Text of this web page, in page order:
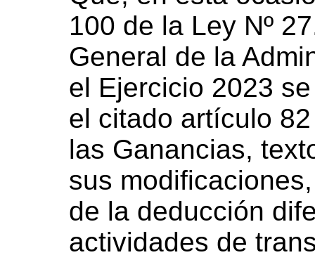
100 de la Ley Nº
General de la
el Ejercicio 2023
el citado artículo
las Ganancias,
sus
de la deducción
actividades de